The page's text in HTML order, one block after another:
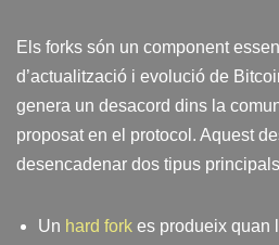
Els forks són un component
d’actualització i evolució de
genera un desacord dins la
proposat en el protocol. Aquest
desencadenar dos tipus
Un hard fork es produeix quan